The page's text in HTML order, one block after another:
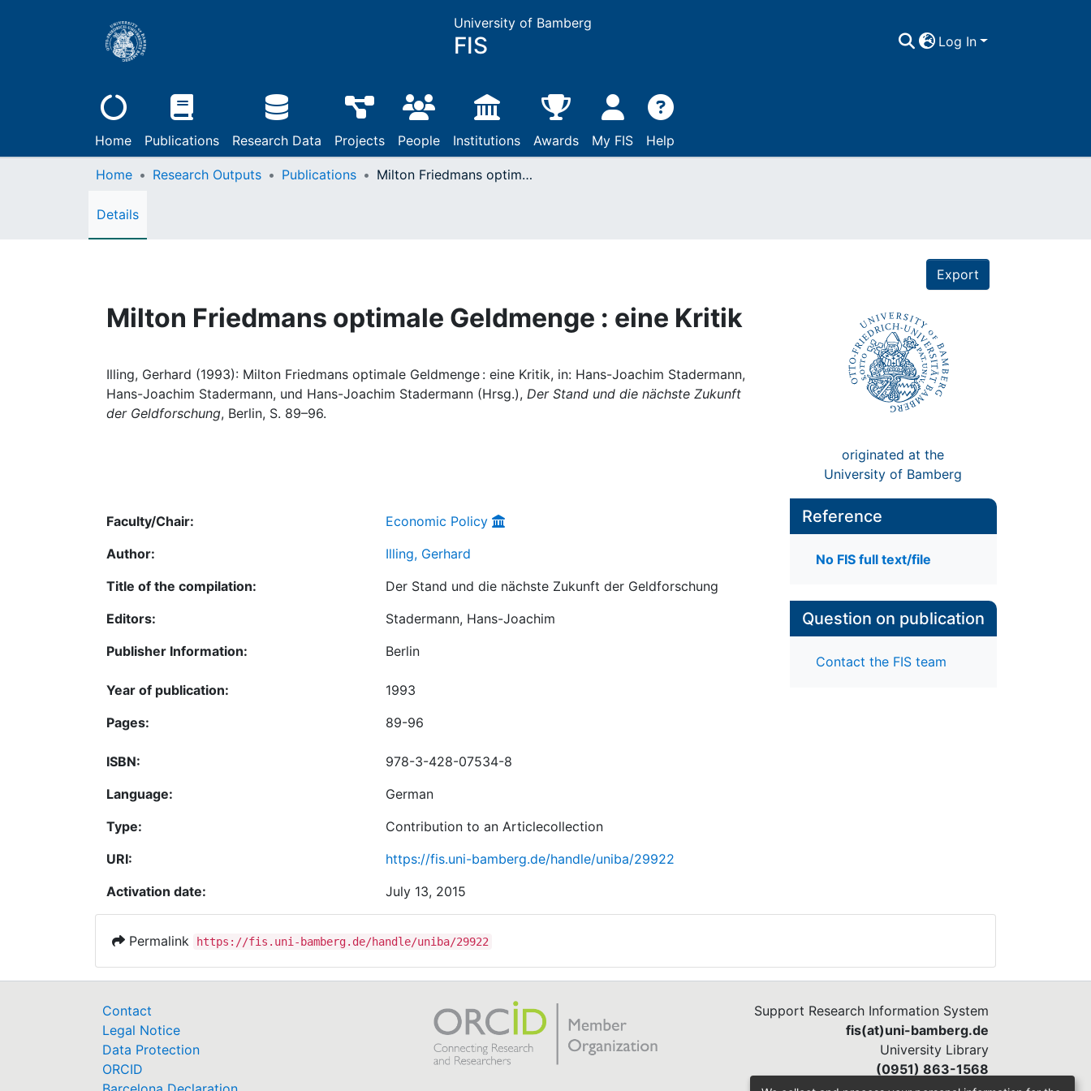
University of Bamberg
FIS Log In
Home Publications Research Data Projects People Institutions Awards My FIS Help
Home Research Outputs Publications Milton Friedmans optimale Geldmenge : eine Kritik
Details
Export
Milton Friedmans optimale Geldmenge : eine Kritik
Illing, Gerhard (1993): Milton Friedmans optimale Geldmenge : eine Kritik, in: Hans-Joachim Stadermann,
Hans-Joachim Stadermann, und Hans-Joachim Stadermann (Hrsg.), Der Stand und die nächste Zukunft
der Geldforschung, Berlin, S. 89–96.
originated at the
University of Bamberg
Faculty/Chair:
Economic Policy
Author:
Illing, Gerhard
Title of the compilation:
Der Stand und die nächste Zukunft der Geldforschung
Editors:
Stadermann, Hans-Joachim
Publisher Information:
Berlin
Year of publication:
1993
Pages:
89-96
ISBN:
978-3-428-07534-8
Language:
German
Type:
Contribution to an Articlecollection
URI:
https://fis.uni-bamberg.de/handle/uniba/29922
Activation date:
July 13, 2015
Reference
No FIS full text/file
Question on publication
Contact the FIS team
Permalink https://fis.uni-bamberg.de/handle/uniba/29922
Contact
Legal Notice
Data Protection
ORCID
Support Research Information System
fis(at)uni-bamberg.de
University Library
(0951) 863-1568